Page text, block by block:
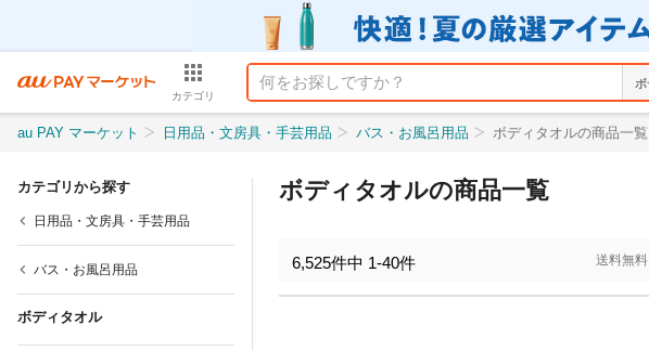
カテゴリ
au PAY マーケット 日用品・文房具・手芸用品 バス・お風呂用品 ボディタオルの商品一覧
カテゴリから探す
日用品・文房具・手芸用品
バス・お風呂用品
ボディタオル
ボディタオルの商品一覧
6,525件中 1-40件 送料無料